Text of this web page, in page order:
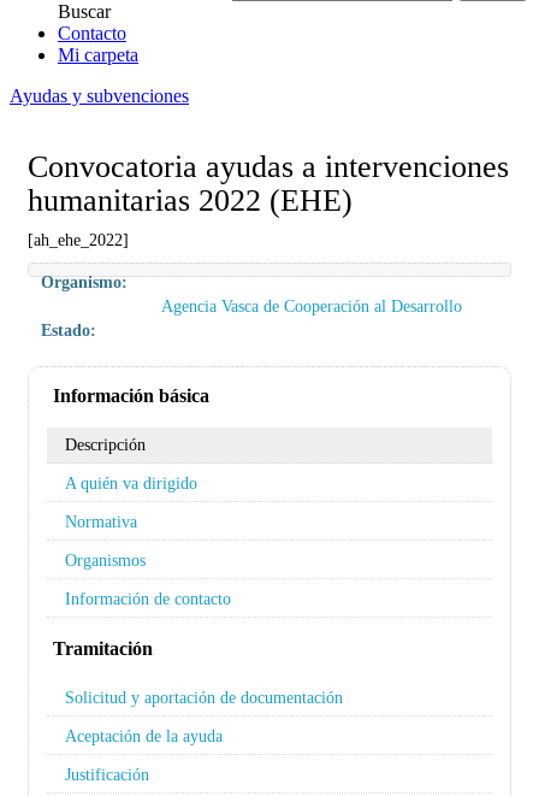
Buscar
Contacto
Mi carpeta
Ayudas y subvenciones
Convocatoria ayudas a intervenciones
humanitarias 2022 (EHE)
[ah_ehe_2022]
Organismo:
Agencia Vasca de Cooperación al Desarrollo
Estado:
Información básica
Descripción
A quién va dirigido
Normativa
Organismos
Información de contacto
Tramitación
Solicitud y aportación de documentación
Aceptación de la ayuda
Justificación